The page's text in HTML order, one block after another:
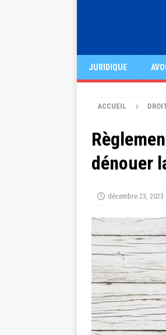
JURIDIQUE
ACCUEIL
dénouer
décembre 23, 2023